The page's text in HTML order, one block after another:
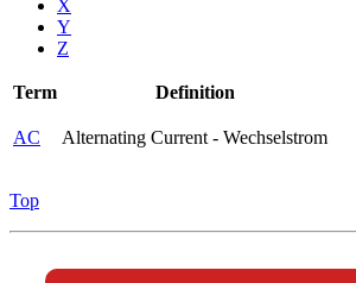
X
Y
Z
Term Definition
AC Alternating Current - Wechselstrom
Top